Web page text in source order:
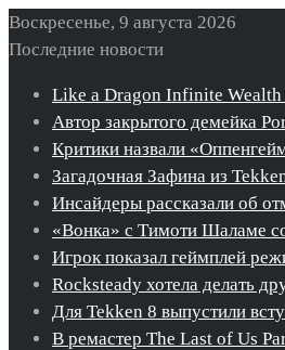
Воскресенье, 9 августа 2026
Последние новости
Like a Dragon Infinite Wealth
Автор закрытого демейка
Критики назвали
Загадочная Зафина из
Инсайдеры рассказали об
«Вонка» с Тимоти Шаламе
Игрок показал геймплей
Rocksteady хотела делать
Для Tekken 8 выпустили
В ремастер The Last of Us